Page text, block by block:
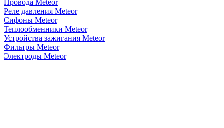
Провода Meteor
Реле давления Meteor
Сифоны Meteor
Теплообменники Meteor
Устройства зажигания Meteor
Фильтры Meteor
Электроды Meteor